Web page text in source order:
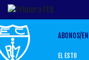
ABONOS/
EL ESTU